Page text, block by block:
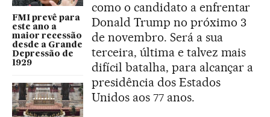
FMI prevê para
este ano a
maior recessão
desde a Grande
Depressão de
1929
como o candidato a enfrentar
Donald Trump no próximo 3
de novembro. Será a sua
terceira, última e talvez mais
difícil batalha, para alcançar a
presidência dos Estados
Unidos aos 77 anos.